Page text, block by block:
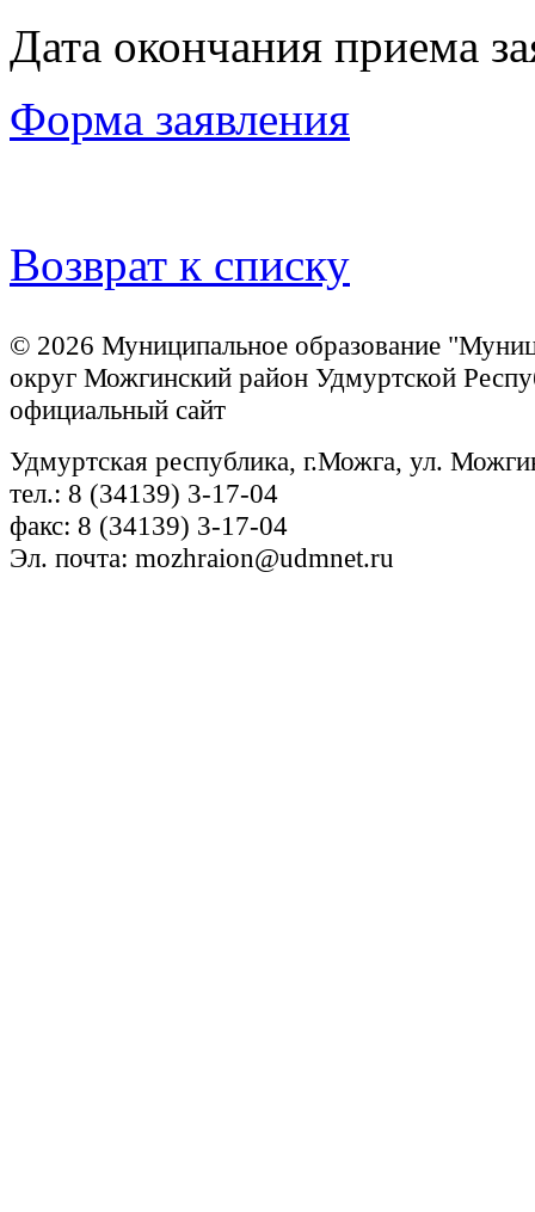
Дата окончания приема
Форма заявления
Возврат к списку
© 2026 Муниципальное образование
округ Можгинский район Удмуртской
официальный сайт
Удмуртская республика, г.Можга, ул.
тел.: 8 (34139) 3-17-04
факс: 8 (34139) 3-17-04
Эл. почта: mozhraion@udmnet.ru